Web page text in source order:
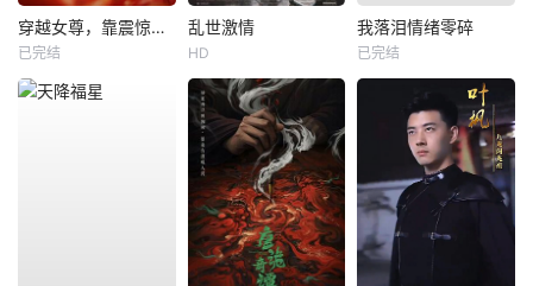
穿越女尊，靠震惊系统躺赢
已完结
乱世激情
HD
我落泪情绪零碎
已完结